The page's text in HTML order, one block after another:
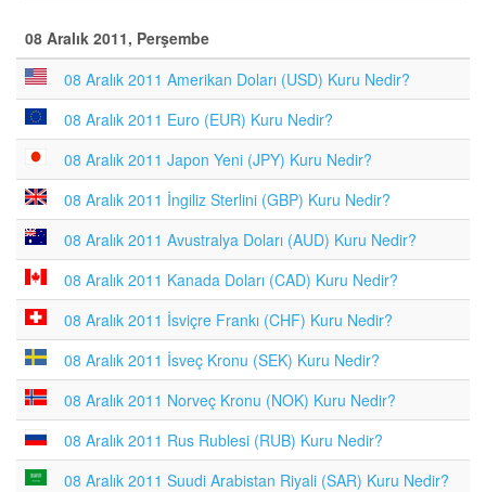
08 Aralık 2011, Perşembe
08 Aralık 2011 Amerikan Doları (USD) Kuru Nedir?
08 Aralık 2011 Euro (EUR) Kuru Nedir?
08 Aralık 2011 Japon Yeni (JPY) Kuru Nedir?
08 Aralık 2011 İngiliz Sterlini (GBP) Kuru Nedir?
08 Aralık 2011 Avustralya Doları (AUD) Kuru Nedir?
08 Aralık 2011 Kanada Doları (CAD) Kuru Nedir?
08 Aralık 2011 İsviçre Frankı (CHF) Kuru Nedir?
08 Aralık 2011 İsveç Kronu (SEK) Kuru Nedir?
08 Aralık 2011 Norveç Kronu (NOK) Kuru Nedir?
08 Aralık 2011 Rus Rublesi (RUB) Kuru Nedir?
08 Aralık 2011 Suudi Arabistan Riyali (SAR) Kuru Nedir?